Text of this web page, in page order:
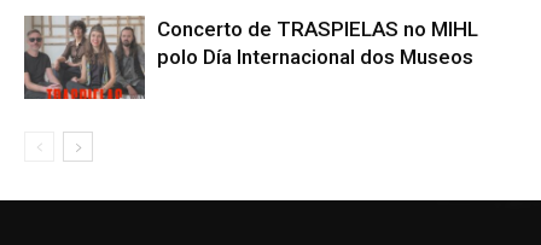
Concerto de TRASPIELAS no MIHL
polo Día Internacional dos Museos